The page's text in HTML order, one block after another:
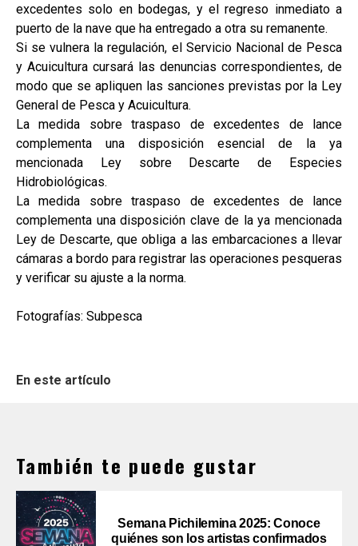
excedentes solo en bodegas, y el regreso inmediato a
puerto de la nave que ha entregado a otra su remanente.
Si se vulnera la regulación, el Servicio Nacional de Pesca
y Acuicultura cursará las denuncias correspondientes, de
modo que se apliquen las sanciones previstas por la Ley
General de Pesca y Acuicultura.
La medida sobre traspaso de excedentes de lance
complementa una disposición esencial de la ya
mencionada Ley sobre Descarte de Especies
Hidrobiológicas.
La medida sobre traspaso de excedentes de lance
complementa una disposición clave de la ya mencionada
Ley de Descarte, que obliga a las embarcaciones a llevar
cámaras a bordo para registrar las operaciones pesqueras
y verificar su ajuste a la norma.
Fotografías: Subpesca
En este artículo
También te puede gustar
Semana Pichilemina 2025: Conoce
quiénes son los artistas confirmados